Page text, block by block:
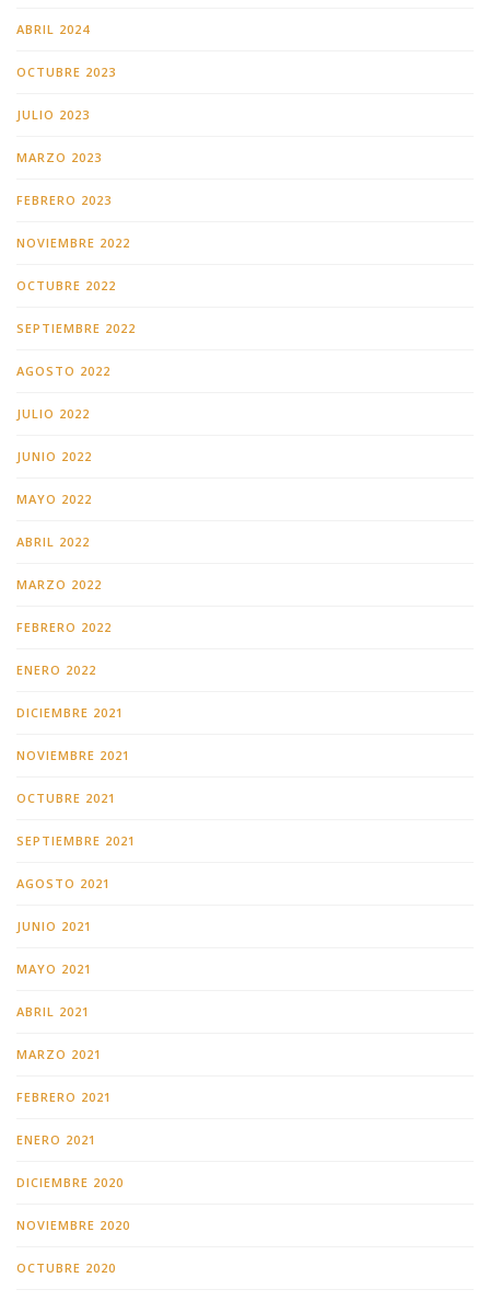
ABRIL 2024
OCTUBRE 2023
JULIO 2023
MARZO 2023
FEBRERO 2023
NOVIEMBRE 2022
OCTUBRE 2022
SEPTIEMBRE 2022
AGOSTO 2022
JULIO 2022
JUNIO 2022
MAYO 2022
ABRIL 2022
MARZO 2022
FEBRERO 2022
ENERO 2022
DICIEMBRE 2021
NOVIEMBRE 2021
OCTUBRE 2021
SEPTIEMBRE 2021
AGOSTO 2021
JUNIO 2021
MAYO 2021
ABRIL 2021
MARZO 2021
FEBRERO 2021
ENERO 2021
DICIEMBRE 2020
NOVIEMBRE 2020
OCTUBRE 2020